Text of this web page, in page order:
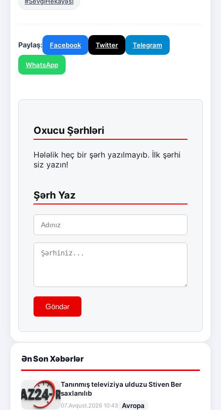
Paylaş: Facebook Twitter Telegram
WhatsApp
Oxucu Şərhləri
Hələlik heç bir şərh yazılmayıb. İlk şərhi
siz yazın!
Şərh Yaz
Göndər
Ən Son Xəbərlər
Tanınmış televiziya ulduzu Stiven Ber
saxlanılıb
07.Avqust.2026 10:43 Avropa